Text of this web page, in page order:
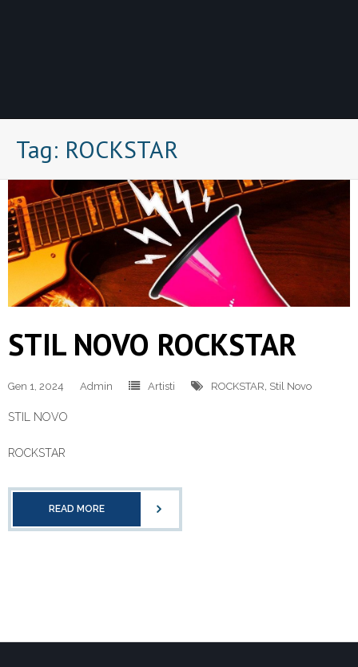
Tag: ROCKSTAR
STIL NOVO ROCKSTAR
Gen 1, 2024 Admin Artisti ROCKSTAR Stil Novo
STIL NOVO
ROCKSTAR
READ MORE